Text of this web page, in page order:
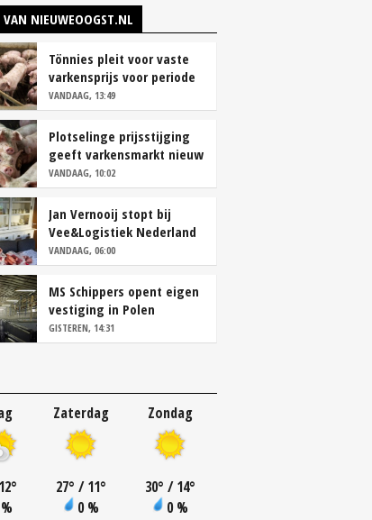
VAN NIEUWEOOGST.NL
Tönnies pleit voor vaste
varkensprijs voor periode
van zes maanden
VANDAAG, 13:49
Plotselinge prijsstijging
geeft varkensmarkt nieuw
perspectief
VANDAAG, 10:02
Jan Vernooij stopt bij
Vee&Logistiek Nederland
VANDAAG, 06:00
MS Schippers opent eigen
vestiging in Polen
GISTEREN, 14:31
°
Zaterdag
27° / 11°
0 %
Zondag
30° / 14°
0 %